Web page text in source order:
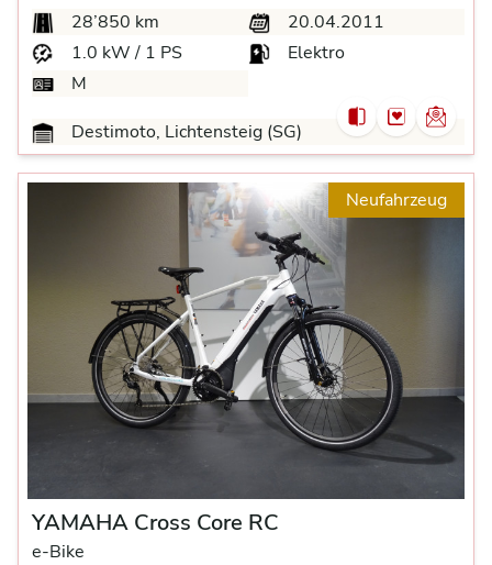
28’850 km
20.04.2011
1.0 kW / 1 PS
Elektro
M
Destimoto, Lichtensteig (SG)
Neufahrzeug
YAMAHA Cross Core RC
e-Bike